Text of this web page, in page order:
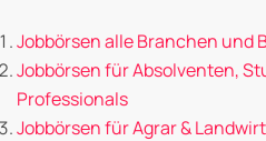
Jobbörsen alle Branchen und
Jobbörsen für Absolventen,
Professionals
Jobbörsen für Agrar &